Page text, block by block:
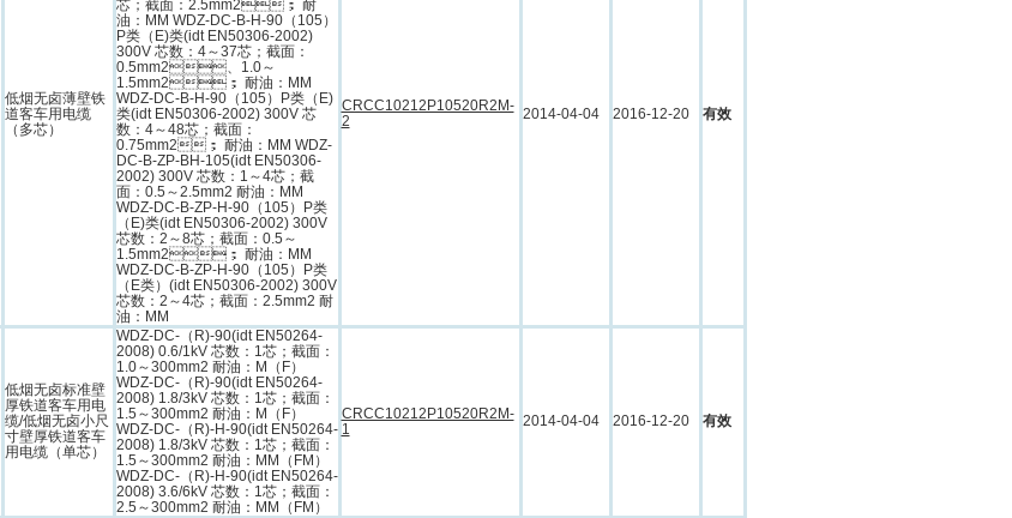
低烟无卤薄壁铁
道客车用电缆
（多芯）
芯；截面：2.5mm2； 耐
油：MM WDZ-DC-B-H-90（105）
P类（E)类(idt EN50306-2002)
300V 芯数：4～37芯；截面：
0.5mm2、1.0～
1.5mm2； 耐油：MM
WDZ-DC-B-H-90（105）P类（E)
类(idt EN50306-2002) 300V 芯
数：4～48芯；截面：
0.75mm2； 耐油：MM WDZ-
DC-B-ZP-BH-105(idt EN50306-
2002) 300V 芯数：1～4芯；截
面：0.5～2.5mm2 耐油：MM
WDZ-DC-B-ZP-H-90（105）P类
（E)类(idt EN50306-2002) 300V
芯数：2～8芯；截面：0.5～
1.5mm2； 耐油：MM
WDZ-DC-B-ZP-H-90（105）P类
（E类）(idt EN50306-2002) 300V
芯数：2～4芯；截面：2.5mm2 耐
油：MM
CRCC10212P10520R2M-
2
2014-04-04 2016-12-20 有效
低烟无卤标准壁
厚铁道客车用电
缆/低烟无卤小尺
寸壁厚铁道客车
用电缆（单芯）
WDZ-DC-（R)-90(idt EN50264-
2008) 0.6/1kV 芯数：1芯；截面：
1.0～300mm2 耐油：M（F）
WDZ-DC-（R)-90(idt EN50264-
2008) 1.8/3kV 芯数：1芯；截面：
1.5～300mm2 耐油：M（F）
WDZ-DC-（R)-H-90(idt EN50264-
2008) 1.8/3kV 芯数：1芯；截面：
1.5～300mm2 耐油：MM（FM）
WDZ-DC-（R)-H-90(idt EN50264-
2008) 3.6/6kV 芯数：1芯；截面：
2.5～300mm2 耐油：MM（FM）
CRCC10212P10520R2M-
1
2014-04-04 2016-12-20 有效